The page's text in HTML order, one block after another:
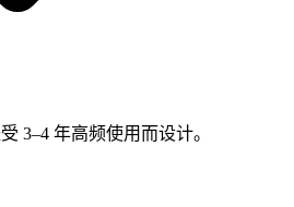
3–4 年高频使用而设计。